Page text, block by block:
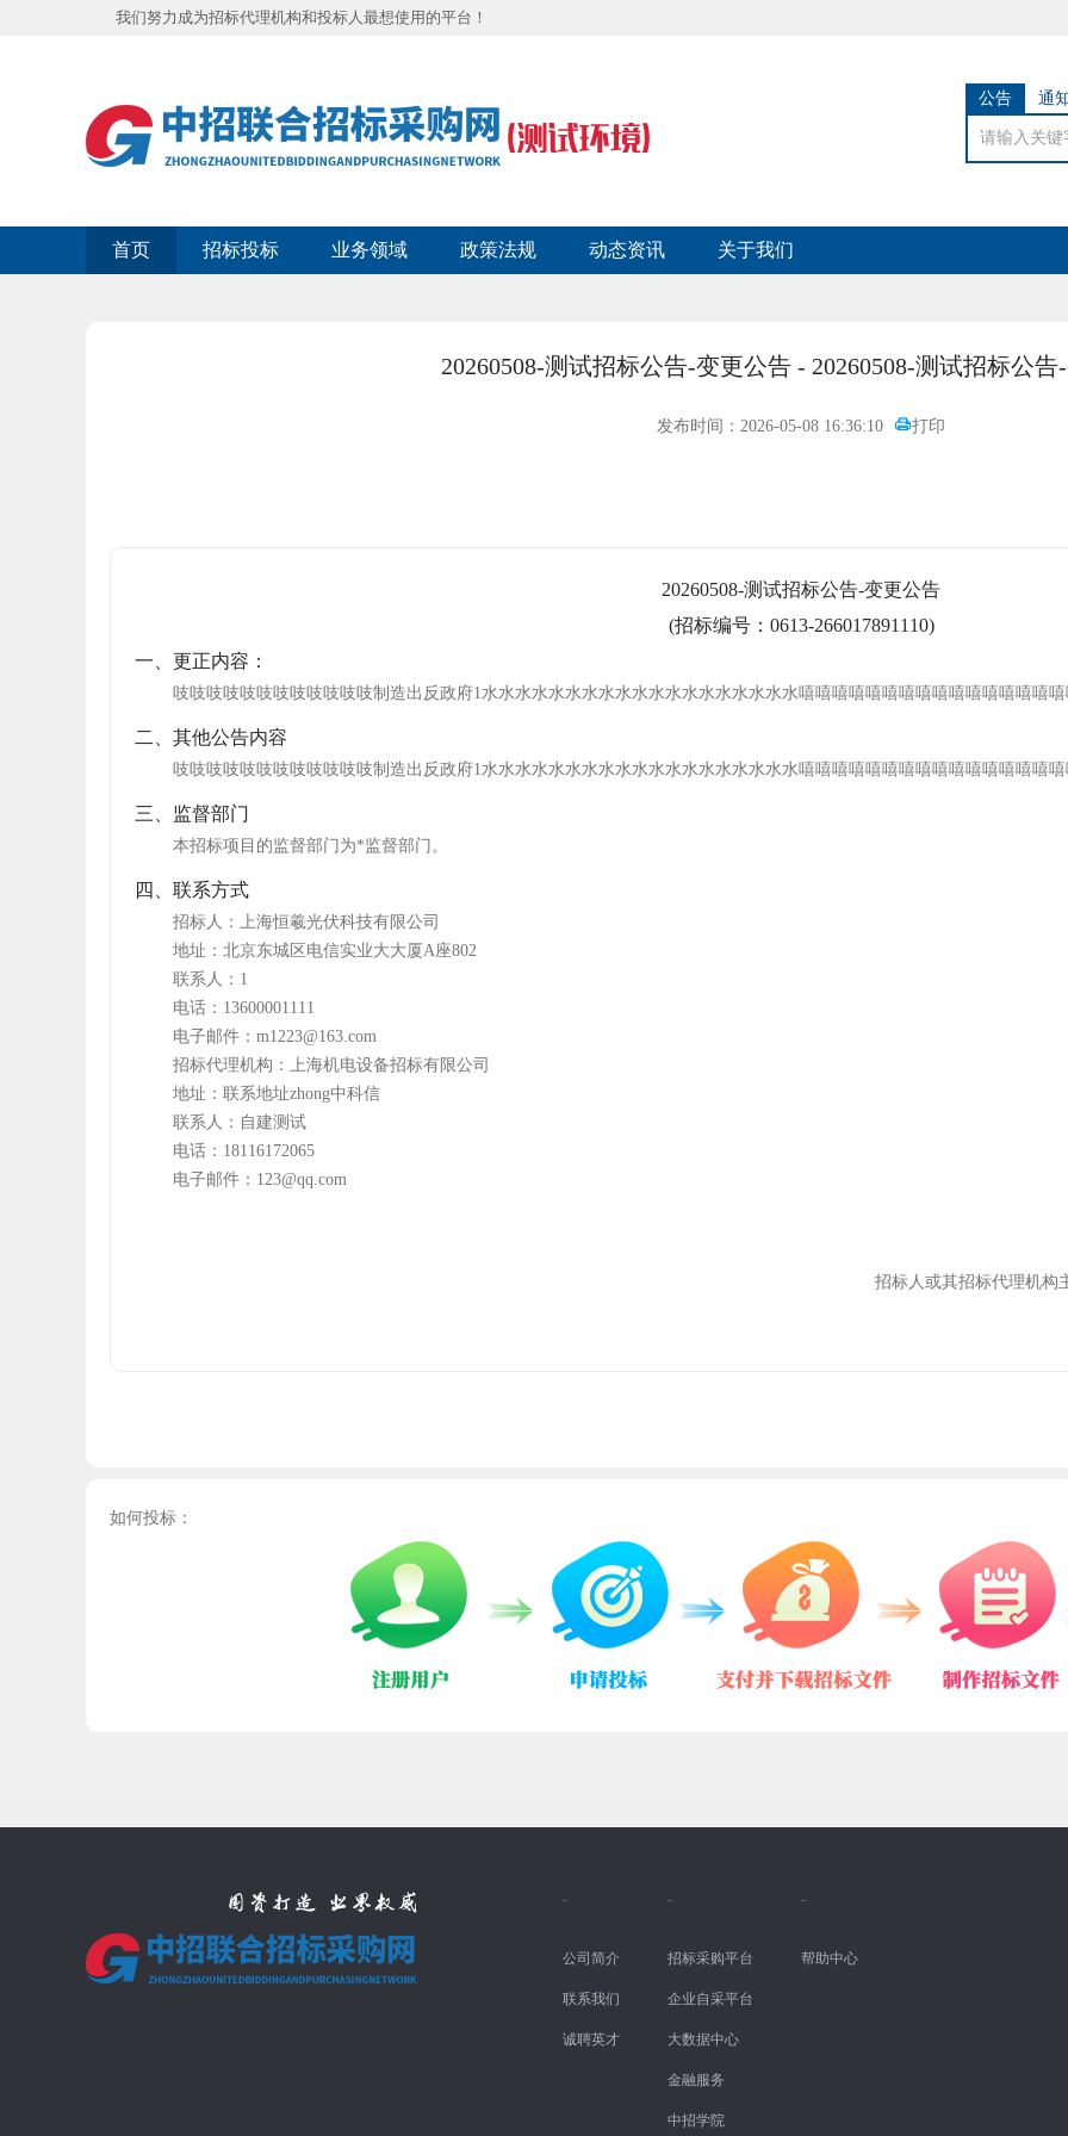
我们努力成为招标代理机构和投标人最想使用的平台！
公告 通
首页 招标投标 业务领域 政策法规 动态资讯 关于我们
20260508-测试招标公告-变更公告 - 20260508-测试招标公告
发布时间：2026-05-08 16:36:10 打印
20260508-测试招标公告-变更公告
(招标编号： 0613-266017891110)
一、更正内容：
吱吱吱吱吱吱吱吱吱吱吱吱制造出反政府1水水水水水水水水水水水水水水水水水水水嘻嘻嘻嘻嘻嘻嘻嘻嘻嘻嘻嘻嘻嘻嘻
二、其他公告内容
吱吱吱吱吱吱吱吱吱吱吱吱制造出反政府1水水水水水水水水水水水水水水水水水水水嘻嘻嘻嘻嘻嘻嘻嘻嘻嘻嘻嘻嘻嘻嘻
三、监督部门
本招标项目的监督部门为*监督部门 。
四、联系方式
招标人： 上海恒羲光伏科技有限公司
地址： 北京东城区电信实业大大厦A座802
联系人： 1
电话： 13600001111
电子邮件： m1223@163.com
招标代理机构： 上海机电设备招标有限公司
地址： 联系地址zhong中科信
联系人： 自建测试
电话： 18116172065
电子邮件： 123@qq.com
招标人或其招标代理机构
如何投标：
公司简介
联系我们
诚聘英才
招标采购平台
企业自采平台
大数据中心
金融服务
中招学院
帮助中心